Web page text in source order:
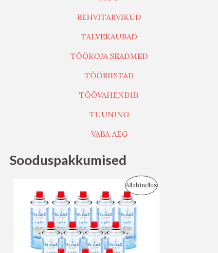
REHVITARVIKUD
TALVEKAUBAD
TÖÖKOJA SEADMED
TÖÖRIISTAD
TÖÖVAHENDID
TUUNING
VABA AEG
Sooduspakkumised
AllahindlusS